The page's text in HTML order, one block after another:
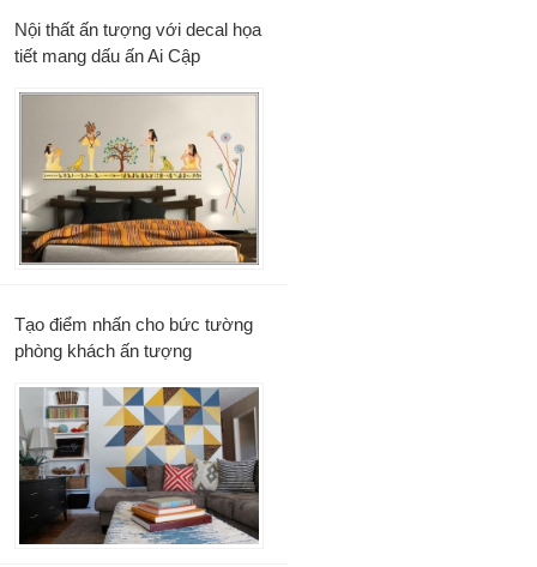
Nội thất ấn tượng với decal họa
tiết mang dấu ấn Ai Cập
Tạo điểm nhấn cho bức tường
phòng khách ấn tượng